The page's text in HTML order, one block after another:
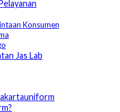
Konsumen
Jas Lab